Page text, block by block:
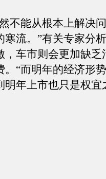
能从根本上解决
流。”有关专家分
，车市则会更加缺乏
。“而明年的经济形
明年上市也只是权宜